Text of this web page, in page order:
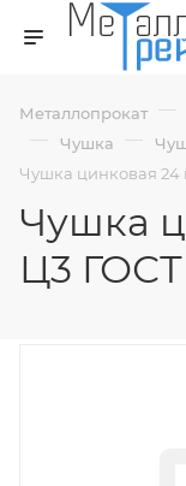
Металлопрокат —
— Чушка —
Чушка цинковая 24
Чушка
Ц3